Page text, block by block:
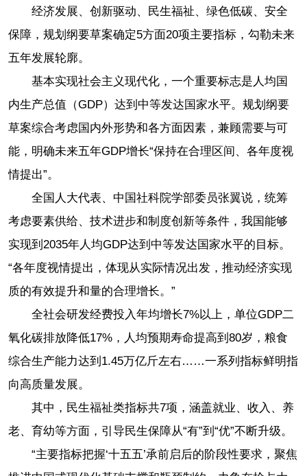
经济发展、创新驱动、民生福祉、绿色低碳、安全
保障，规划纲要草案确定5方面20项主要指标，勾勒未来
五年发展轮廓。
基本实现社会主义现代化，一个重要标志是人均国
内生产总值（GDP）达到中等发达国家水平。规划纲要
草案综合考虑国内外形势和各方面因素，兼顾需要与可
能，明确未来五年GDP增长“保持在合理区间、各年度视
情提出”。
全国人大代表、中国社科院学部委员张翼说，统筹
考虑要素供给、技术进步和制度创新等条件，我国能够
实现到2035年人均GDP达到中等发达国家水平的目标。
“各年度视情提出，体现从实际情况出发，推动经济实现
质的有效提升和量的合理增长。”
全社会研发经费投入年均增长7%以上，单位GDP二
氧化碳排放降低17%，人均预期寿命提高到80岁，粮食
综合生产能力达到1.45万亿斤左右……一系列指标鲜明指
向高质量发展。
其中，民生福祉类指标共7项，涵盖就业、收入、养
老、育幼等方面，引导民生保障从“有”到“优”不断升级。
“主要指标把握‘十五五’承前启后的阶段性要求，聚焦